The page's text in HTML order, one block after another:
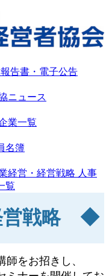
告書・電子公告
ニュース
業一覧
名簿
経営・経営戦略 人事
覧
営戦略 ◆
をお招きし、